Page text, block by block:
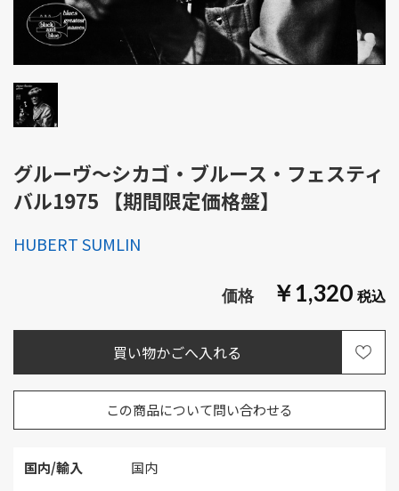
グルーヴ～シカゴ・ブルース・フェスティ
バル1975 【期間限定価格盤】
￥1,320
国内/輸入
国内
この商品について問い合わせる
HUBERT SUMLIN